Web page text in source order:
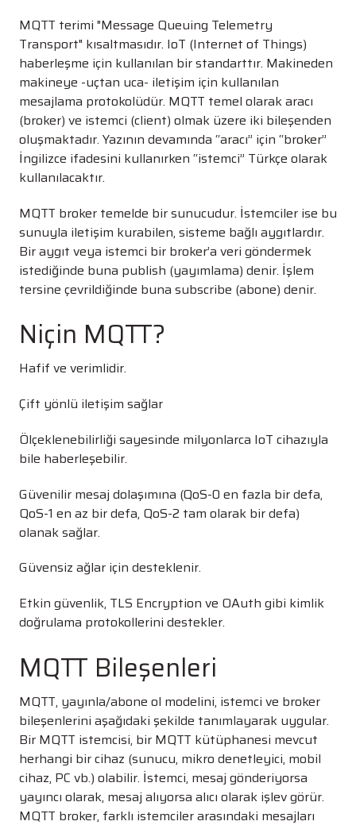
MQTT terimi "Message Queuing Telemetry
Transport" kısaltmasıdır. IoT (Internet of Things)
haberleşme için kullanılan bir standarttır. Makineden
makineye -uçtan uca- iletişim için kullanılan
mesajlama protokolüdür. MQTT temel olarak aracı
(broker) ve istemci (client) olmak üzere iki bileşenden
oluşmaktadır. Yazının devamında “aracı” için “broker”
İngilizce ifadesini kullanırken “istemci” Türkçe olarak
kullanılacaktır.
MQTT broker temelde bir sunucudur. İstemciler ise bu
sunuyla iletişim kurabilen, sisteme bağlı aygıtlardır.
Bir aygıt veya istemci bir broker’a veri göndermek
istediğinde buna publish (yayımlama) denir. İşlem
tersine çevrildiğinde buna subscribe (abone) denir.
Niçin MQTT?
Hafif ve verimlidir.
Çift yönlü iletişim sağlar
Ölçeklenebilirliği sayesinde milyonlarca IoT cihazıyla
bile haberleşebilir.
Güvenilir mesaj dolaşımına (QoS-0 en fazla bir defa,
QoS-1 en az bir defa, QoS-2 tam olarak bir defa)
olanak sağlar.
Güvensiz ağlar için desteklenir.
Etkin güvenlik, TLS Encryption ve OAuth gibi kimlik
doğrulama protokollerini destekler.
MQTT Bileşenleri
MQTT, yayınla/abone ol modelini, istemci ve broker
bileşenlerini aşağıdaki şekilde tanımlayarak uygular.
Bir MQTT istemcisi, bir MQTT kütüphanesi mevcut
herhangi bir cihaz (sunucu, mikro denetleyici, mobil
cihaz, PC vb.) olabilir. İstemci, mesaj gönderiyorsa
yayıncı olarak, mesaj alıyorsa alıcı olarak işlev görür.
MQTT broker, farklı istemciler arasındaki mesajları